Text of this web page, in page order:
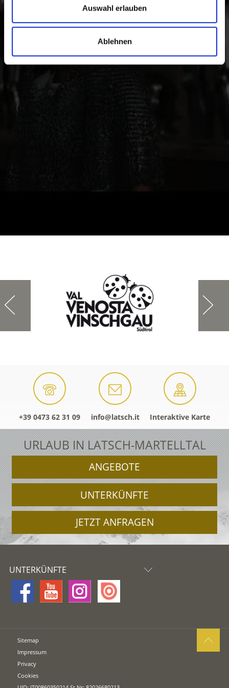
Auswahl erlauben
Ablehnen
+39 0473 62 31 09 info@latsch.it Interaktive Karte
URLAUB IN LATSCH-MARTELLTAL
ANGEBOTE
UNTERKÜNFTE
JETZT ANFRAGEN
UNTERKÜNFTE
Sitemap
Impressum
Privacy
Cookies